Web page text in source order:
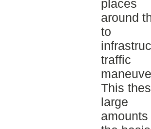
places
around
to
traffic
This
large